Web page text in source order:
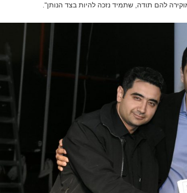
להם תודה, שתמיד נזכה להיות בצד הנותן".